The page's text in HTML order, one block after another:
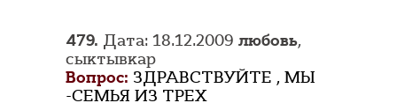
479. Дата: 18.12.2009 любовь,
сыктывкар
Вопрос: ЗДРАВСТВУЙТЕ , МЫ
-СЕМЬЯ ИЗ ТРЕХ